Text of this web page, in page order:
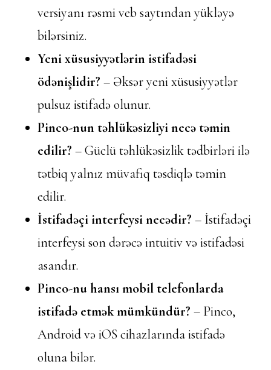
versiyanı rəsmi veb saytından yükləyə
bilərsiniz.
Yeni xüsusiyyətlərin istifadəsi
ödənişlidir? – Əksər yeni xüsusiyyətlər
pulsuz istifadə olunur.
Pinco-nun təhlükəsizliyi necə təmin
edilir? – Güclü təhlükəsizlik tədbirləri ilə
tətbiq yalnız müvafiq təsdiqlə təmin
edilir.
İstifadəçi interfeysi necədir? – İstifadəçi
interfeysi son dərəcə intuitiv və istifadəsi
asandır.
Pinco-nu hansı mobil telefonlarda
istifadə etmək mümkündür? – Pinco,
Android və iOS cihazlarında istifadə
oluna bilər.